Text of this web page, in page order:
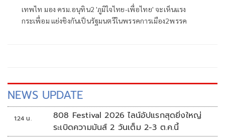
เทพไท มอง ครม.อนุทิน2 'ภูมิใจไทย-เพื่อไทย' จะเห็นแรง
กระเพื่อม แย่งชิงกันเป็นรัฐมนตรีในพรรคการเมือง2พรรค
NEWS UPDATE
1:24 น.
808 Festival 2026 ไลน์อัปแรกสุดยิ่งใหญ่
ระเบิดความมันส์ 2 วันเต็ม 2-3 ต.ค.นี้